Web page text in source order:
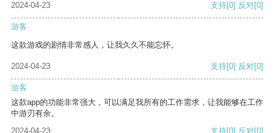
2024-04-23
支持[0] 反对[0]
游客
这款游戏的剧情非常感人，让我久久不能忘怀。
2024-04-23 支持[0] 反对[0]
游客
这款app的功能非常强大，可以满足我所有的工作需求，让我能够在工作
中游刃有余。
2024-04-23
支持[0] 反对[0]